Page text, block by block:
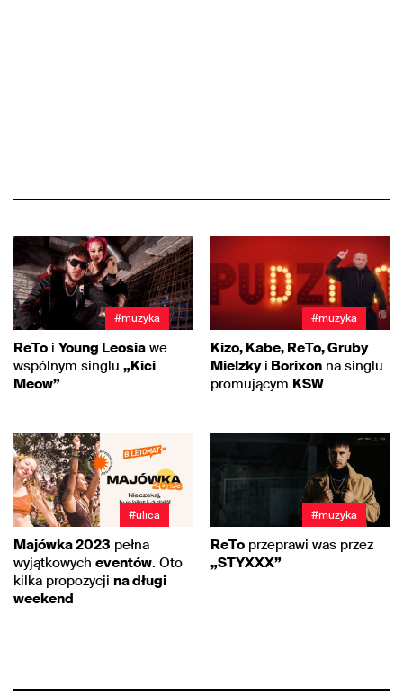
#muzyka
ReTo i Young Leosia we
wspólnym singlu „Kici
Meow”
#muzyka
Kizo, Kabe, ReTo, Gruby
Mielzkyi Borixon na singlu
promującym KSW
#ulica
Majówka 2023 pełna
wyjątkowych eventów. Oto
kilka propozycji na długi
weekend
#muzyka
ReTo przeprawi was przez
„STYXXX”